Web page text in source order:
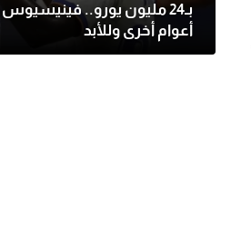
أعوام أخرى وللأبد